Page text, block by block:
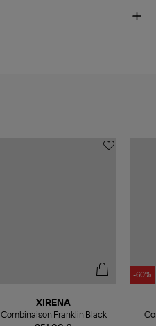
XIRENA
Combinaison Franklin Black
-60%